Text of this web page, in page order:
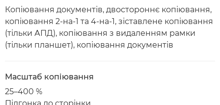
Копіювання документів, двостороннє копіювання,
копіювання 2-на-1 та 4-на-1, зіставлене копіювання
(тільки АПД), копіювання з видаленням рамки
(тільки планшет), копіювання документів
Масштаб копіювання
25–400 %
Підгонка до сторінки